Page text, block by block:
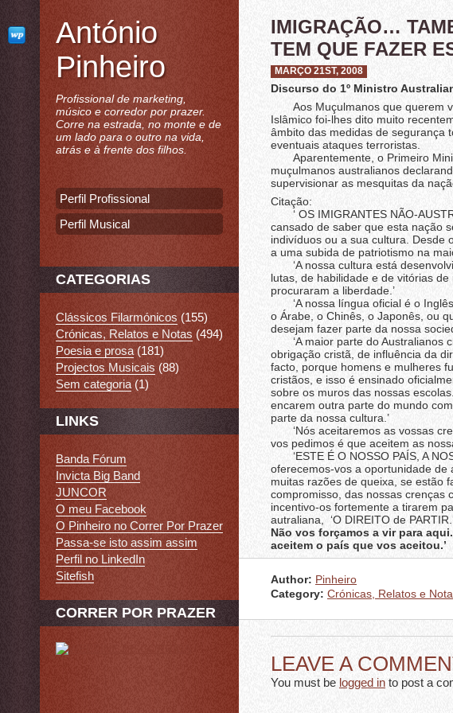
IMIGRAÇÃO…
TEM QUE FAZER
MARÇO 21ST, 2008
Discurso do 1º Ministro
Aos Muçulmanos que querem
Islâmico foi-lhes dito muito
âmbito das medidas de segurança
eventuais ataques terroristas.
Aparentemente, o Primeiro
muçulmanos australianos
supervisionar as mesquitas da
Citação:
‘ OS IMIGRANTES NÃO-
cansado de saber que esta nação
indivíduos ou a sua cultura. Desde
a uma subida de patriotismo na
‘A nossa cultura está
lutas, de habilidade e de vitórias
procuraram a liberdade.’
‘A nossa língua oficial é o
o Árabe, o Chinês, o Japonês, ou
desejam fazer parte da nossa
‘A maior parte do Australianos
obrigação cristã, de influência da
facto, porque homens e mulheres
cristãos, e isso é ensinado
sobre os muros das nossas
encarem outra parte do mundo
parte da nossa cultura.’
‘Nós aceitaremos as vossas
vos pedimos é que aceitem as
‘ESTE É O NOSSO PAÍS, A
oferecemos-vos a oportunidade de
muitas razões de queixa, se estão
compromisso, das nossas crenças
incentivo-os fortemente a tirarem
autraliana, ‘O DIREITO de
Não vos forçamos a vir para
aceitem o país que vos aceitou.’
Author: Pinheiro
Category: Crónicas, Relatos e
LEAVE A
You must be logged in to post a
António
Pinheiro
Profissional de marketing,
músico e corredor por prazer.
Corre na estrada, no monte e de
um lado para o outro na vida,
atrás e à frente dos filhos.
Perfil Profissional
Perfil Musical
CATEGORIAS
Clássicos Filarmónicos (155)
Crónicas, Relatos e Notas (494)
Poesia e prosa (181)
Projectos Musicais (88)
Sem categoria (1)
LINKS
Banda Fórum
Invicta Big Band
JUNCOR
O meu Facebook
O Pinheiro no Correr Por Prazer
Passa-se isto assim assim
Perfil no LinkedIn
Sitefish
CORRER POR PRAZER